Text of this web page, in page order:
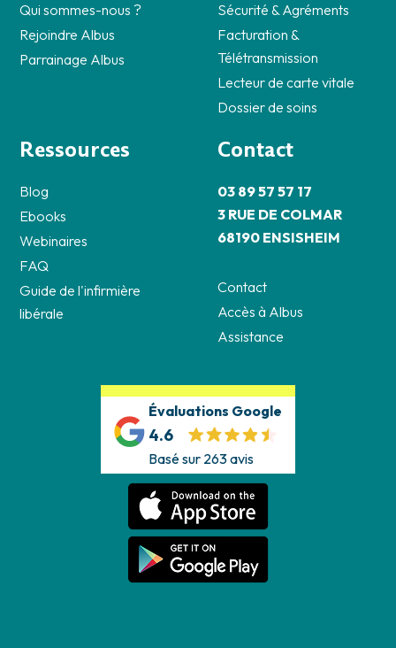
Qui sommes-nous ?
Rejoindre Albus
Parrainage Albus
Sécurité & Agréments
Facturation &
Télétransmission
Lecteur de carte vitale
Dossier de soins
Ressources
Blog
Ebooks
Webinaires
FAQ
Guide de l'infirmière
libérale
Contact
03 89 57 57 17
3 RUE DE COLMAR
68190 ENSISHEIM
Contact
Accès à Albus
Assistance
Évaluations Google
4.6
Basé sur 263 avis